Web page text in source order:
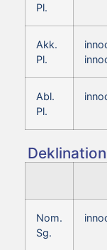
Pl.
Akk.
Pl.
Abl.
Pl.
Nom.
Sg.